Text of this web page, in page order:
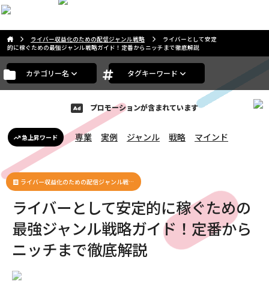
ライバー収益化のための配信ジャンル戦略
ライバーとして安定
的に稼ぐための最強ジャンル戦略ガイド！定番からニッチまで徹底解説
カテゴリー名 タグキーワード
プロモーションが含まれています
急上昇ワード 専業 実例 ジャンル 戦略 マインド
ライバー収益化のための配信ジャンル戦…
ライバーとして安定的に稼ぐための
最強ジャンル戦略ガイド！定番から
ニッチまで徹底解説